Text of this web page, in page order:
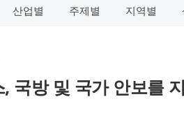
산업별 주제별 지역별
국방 및 국가 안보를